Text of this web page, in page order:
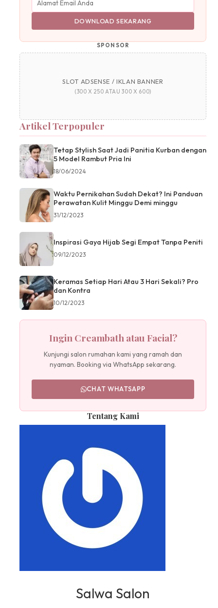
DOWNLOAD SEKARANG
SPONSOR
SLOT ADSENSE / IKLAN BANNER
(300 X 250 ATAU 300 X 600)
Artikel Terpopuler
Tetap Stylish Saat Jadi Panitia Kurban dengan
5 Model Rambut Pria Ini
18/06/2024
Waktu Pernikahan Sudah Dekat? Ini Panduan
Perawatan Kulit Minggu Demi minggu
31/12/2023
Inspirasi Gaya Hijab Segi Empat Tanpa Peniti
09/12/2023
Keramas Setiap Hari Atau 3 Hari Sekali? Pro
dan Kontra
10/12/2023
Ingin Creambath atau Facial?
Kunjungi salon rumahan kami yang ramah dan
nyaman. Booking via WhatsApp sekarang.
CHAT WHATSAPP
Tentang Kami
Salwa Salon